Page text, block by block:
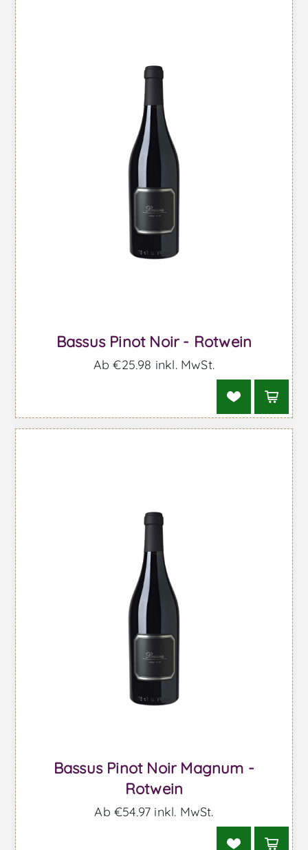
Bassus Pinot Noir - Rotwein
Ab €25,98 inkl. MwSt.
Bassus Pinot Noir Magnum -
Rotwein
Ab €54,97 inkl. MwSt.